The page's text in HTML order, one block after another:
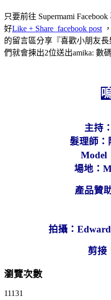
只要前往 Supermami
好Like + Share facebook post
的留言區分享『喜歡小朋友
們就會揀出2位送出amika: 數
主持
髮理師：
Model
場地：
產品贊
拍攝：
剪接
瀏覽次數
11131